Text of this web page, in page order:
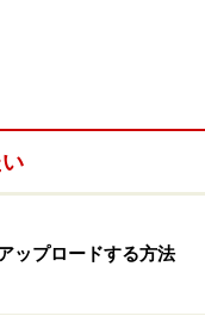
されている）圧縮ファイ
ってサーバにログ
ウェブサーバでな
ップロードする方法